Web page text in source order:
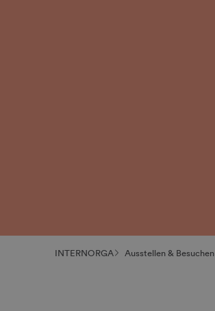
INTERNORGA Ausstellen & Besuchen